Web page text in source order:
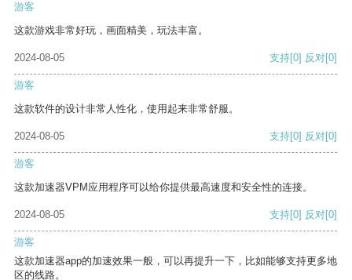
游客
这款游戏非常好玩，画面精美，玩法丰富。
2024-08-05 支持[0] 反对[0]
游客
这款软件的设计非常人性化，使用起来非常舒服。
2024-08-05 支持[0] 反对[0]
游客
这款加速器VPM应用程序可以给你提供最高速度和安全性的连接。
2024-08-05 支持[0] 反对[0]
游客
这款加速器app的加速效果一般，可以再提升一下，比如能够支持更多地
区的线路。